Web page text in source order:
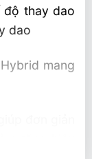
thay dao
dao
mang
đơn giản